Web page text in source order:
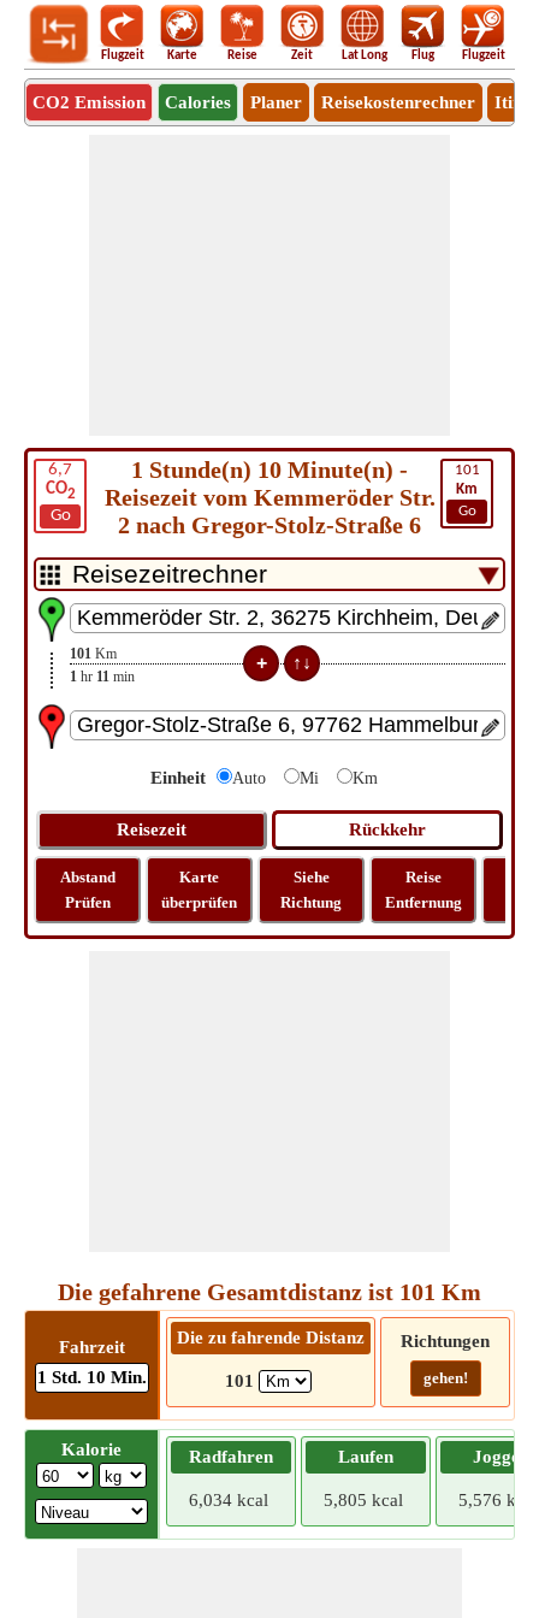
Flugzeit Karte Reise Zeit Lat Long Flug Flugzeit
CO2 Emission Calories Planer Reisekostenrechner
6,7
CO2
Go
101
Km
Go
1 Stunde(n) 10 Minute(n) -
Reisezeit vom Kemmeröder Str.
2 nach Gregor-Stolz-Straße 6
101 Km
1 hr 11 min
Einheit Auto Mi Km
Abstand
Prüfen
Karte
überprüfen
Siehe
Richtung
Reise
Entfernung
Die gefahrene Gesamtdistanz ist 101 Km
Fahrzeit
1 Std. 10 Min.
Die zu fahrende Distanz
101
Richtungen
gehen!
Kalorie Radfahren
6,034 kcal
Laufen
5,805 kcal
Joggen
5,576 kcal